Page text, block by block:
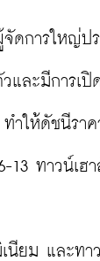
จัดการใหญ่ป
และมีการเ
ทำให้ดัชนีรา
13 ทาวน์เ
นียม และท